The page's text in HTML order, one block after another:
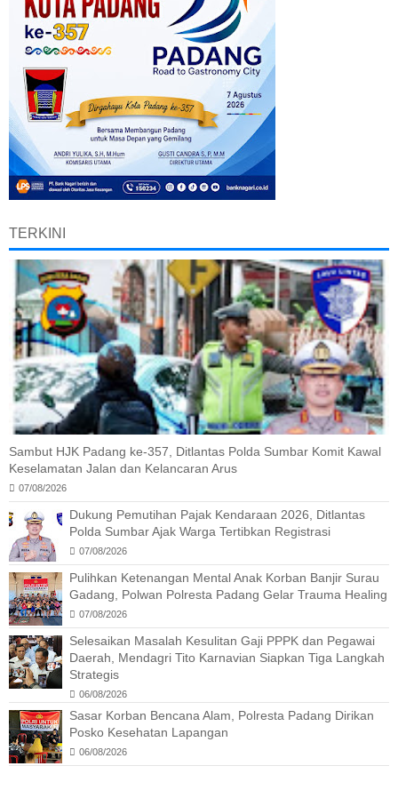
TERKINI
Sambut HJK Padang ke-357, Ditlantas Polda Sumbar Komit Kawal
Keselamatan Jalan dan Kelancaran Arus
07/08/2026
Dukung Pemutihan Pajak Kendaraan 2026, Ditlantas
Polda Sumbar Ajak Warga Tertibkan Registrasi
07/08/2026
Pulihkan Ketenangan Mental Anak Korban Banjir Surau
Gadang, Polwan Polresta Padang Gelar Trauma Healing
07/08/2026
Selesaikan Masalah Kesulitan Gaji PPPK dan Pegawai
Daerah, Mendagri Tito Karnavian Siapkan Tiga Langkah
Strategis
06/08/2026
Sasar Korban Bencana Alam, Polresta Padang Dirikan
Posko Kesehatan Lapangan
06/08/2026